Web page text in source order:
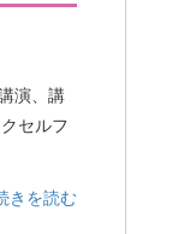
演、講
セルフ
きを読む